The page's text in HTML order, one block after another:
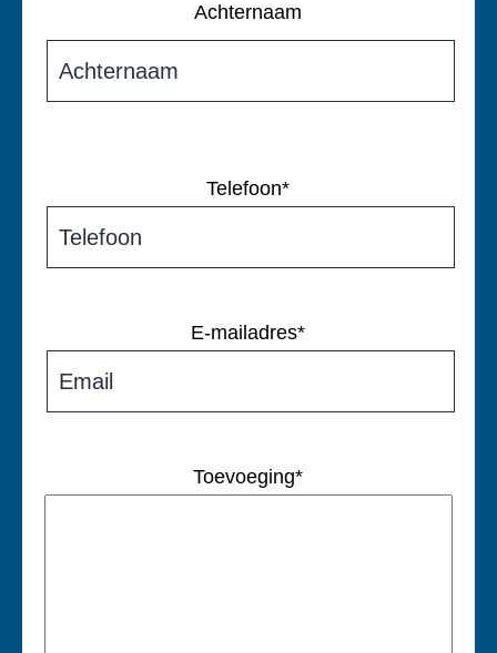
Achternaam
Telefoon*
E-mailadres*
Toevoeging*